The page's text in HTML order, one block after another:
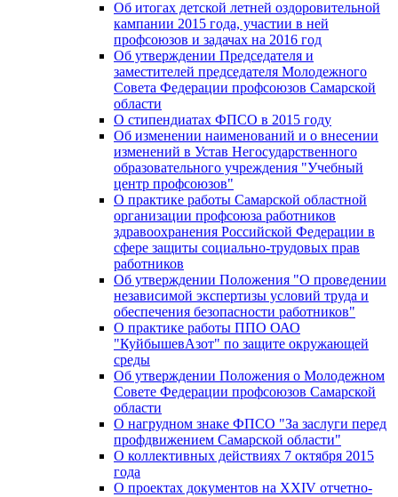
Об итогах детской летней оздоровительной
кампании 2015 года, участии в ней
профсоюзов и задачах на 2016 год
Об утверждении Председателя и
заместителей председателя Молодежного
Совета Федерации профсоюзов Самарской
области
О стипендиатах ФПСО в 2015 году
Об изменении наименований и о внесении
изменений в Устав Негосударственного
образовательного учреждения "Учебный
центр профсоюзов"
О практике работы Самарской областной
организации профсоюза работников
здравоохранения Российской Федерации в
сфере защиты социально-трудовых прав
работников
Об утверждении Положения "О проведении
независимой экспертизы условий труда и
обеспечения безопасности работников"
О практике работы ППО ОАО
"КуйбышевАзот" по защите окружающей
среды
Об утверждении Положения о Молодежном
Совете Федерации профсоюзов Самарской
области
О нагрудном знаке ФПСО "За заслуги перед
профдвижением Самарской области"
О коллективных действиях 7 октября 2015
года
О проектах документов на XXIV отчетно-